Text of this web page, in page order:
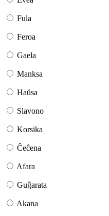
Fula
Feroa
Gaela
Manksa
Haŭsa
Slavono
Korsika
Ĉeĉena
Afara
Guĝarata
Akana